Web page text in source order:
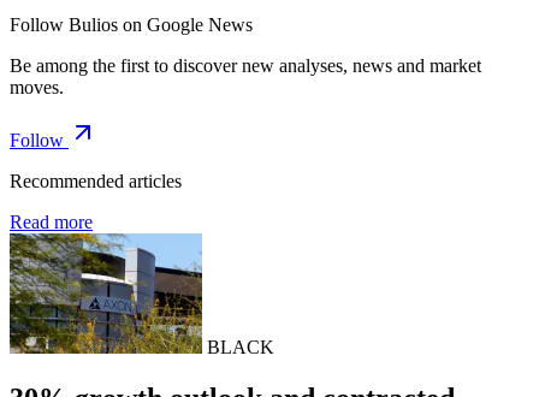
Follow Bulios on Google News
Be among the first to discover new analyses, news and market
moves.
Follow
Recommended articles
Read more
BLACK